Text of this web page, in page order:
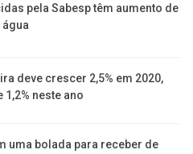
pela Sabesp têm aumento de
água
deve crescer 2,5% em 2020,
neste ano
uma bolada para receber de